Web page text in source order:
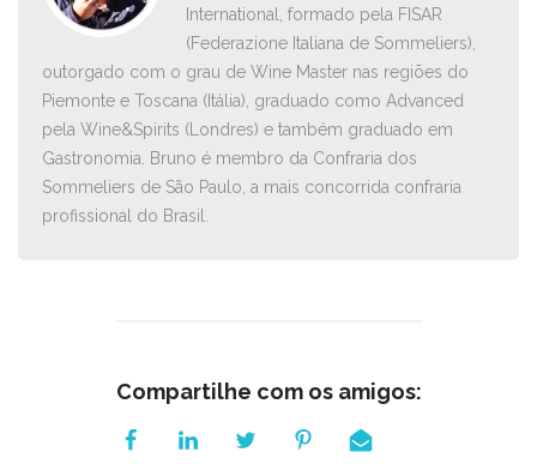
International, formado pela FISAR
(Federazione Italiana de Sommeliers),
outorgado com o grau de Wine Master nas regiões do
Piemonte e Toscana (Itália), graduado como Advanced
pela Wine&Spirits (Londres) e também graduado em
Gastronomia. Bruno é membro da Confraria dos
Sommeliers de São Paulo, a mais concorrida confraria
profissional do Brasil.
Compartilhe com os amigos: